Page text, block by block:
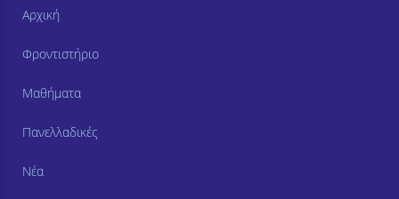
Αρχική
Φροντιστήριο
Μαθήματα
Πανελλαδικές
Νέα